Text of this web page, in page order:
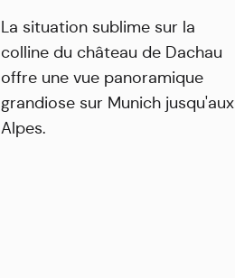
La situation sublime sur la
colline du château de Dachau
offre une vue panoramique
grandiose sur Munich jusqu'aux
Alpes.